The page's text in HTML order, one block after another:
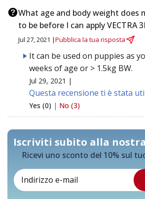
What age and body weight does
to be before I can apply VECTRA
Jul 27, 2021 |Pubblica la tua risposta
It can be used on puppies as
weeks of age or > 1.5kg BW.
Jul 29, 2021 |
Questa recensione ti è stata
Yes (0) | No (3)
Iscriviti subito alla
Ricevi uno sconto del 10% sul